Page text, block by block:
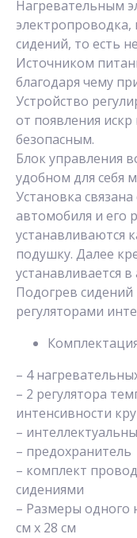
Нагревательным
электропроводка,
сидений, то есть
Источником
благодаря чему
Устройство
от появления
безопасным.
Блок управления
удобном для себя
Установка
автомобиля и его
устанавливаются
подушку. Далее
устанавливается
Подогрев
регуляторами
– 4
– 2 регулятора
интенсивности
–
– предохранитель
– комплект
сидениями
– Размеры одного
см x 28 см